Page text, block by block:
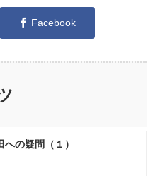
Facebook
への疑問（１）